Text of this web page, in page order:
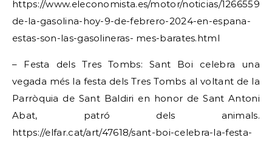
https://www.eleconomista.es/motor/noticias/
de-la-gasolina-hoy-9-de-febrero-2024-en-espana-
estas-son-las-gasolineras- mes-barates.html
– Festa dels Tres Tombs: Sant Boi celebra una
vegada més la festa dels Tres Tombs al voltant de la
Parròquia de Sant Baldiri en honor de Sant Antoni
Abat, patró dels animals.
https://elfar.cat/art/47618/sant-boi-celebra-la-festa-